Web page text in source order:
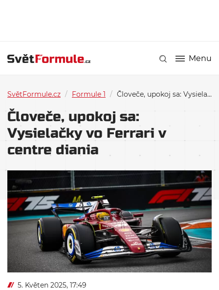
Menu
SvětFormule.cz / Formule 1 / Človeče, upokoj sa: Vysielačky vo Ferrari v centre diania
Človeče, upokoj sa:
Vysielačky vo Ferrari v
centre diania
5. Květen 2025, 17:49